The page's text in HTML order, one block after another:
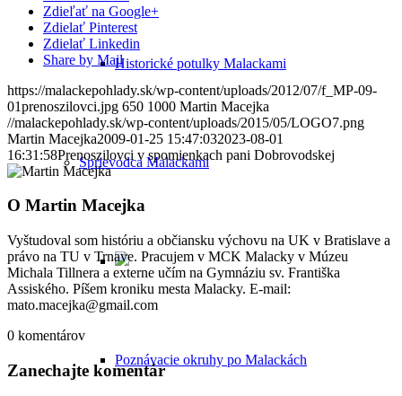
Historické potulky Malackami
Sprievodca Malackami
Poznávacie okruhy po Malackách
Zdieľať na Google+
Zdielať Pinterest
Zdielať Linkedin
Share by Mail
https://malackepohlady.sk/wp-content/uploads/2012/07/f_MP-09-
01prenoszilovci.jpg 650 1000 Martin Macejka
//malackepohlady.sk/wp-content/uploads/2015/05/LOGO7.png
Martin Macejka2009-01-25 15:47:032023-08-01
16:31:58Prenoszilovci v spomienkach pani Dobrovodskej
O Martin Macejka
Vyštudoval som históriu a občiansku výchovu na UK v Bratislave a
právo na TU v Trnave. Pracujem v MCK Malacky v Múzeu
Michala Tillnera a externe učím na Gymnáziu sv. Františka
Assiského. Píšem kroniku mesta Malacky. E-mail:
mato.macejka@gmail.com
0 komentárov
Zanechajte komentár